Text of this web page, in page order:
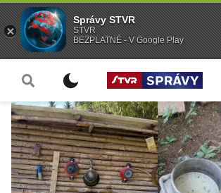
Správy STVR
STVR
BEZPLATNÉ - V Google Play